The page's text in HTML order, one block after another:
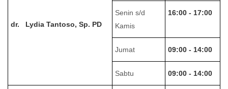
dr. Lydia Tantoso, Sp. PD
Senin s/d
Kamis
16:00 - 17:00
Jumat 09:00 - 14:00
Sabtu 09:00 - 14:00